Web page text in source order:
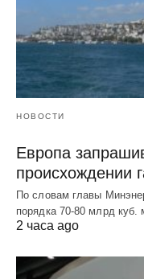
НОВОСТИ
Европа
происхождении
По словам главы
порядка 70-80 млрд куб.
2 часа ago